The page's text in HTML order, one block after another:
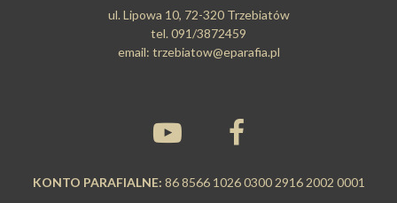
ul. Lipowa 10, 72-320 Trzebiatów
tel. 091/3872459
email: trzebiatow@eparafia.pl
KONTO PARAFIALNE: 86 8566 1026 0300 2916 2002 0001